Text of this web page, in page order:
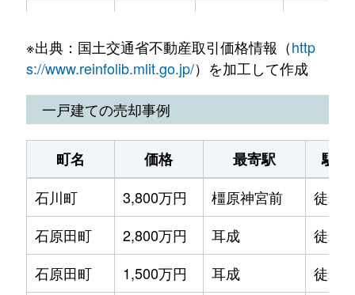
見瀬町
1,800万円 岡寺
徒歩1分
見瀬町
890万円
見瀬町
750万円 橿原神宮前
徒歩5分
見瀬町
1,200万円 橿原神宮前
徒歩3分
見瀬町
800万円 橿原神宮前
徒歩3分
南八木町
830万円 畝傍 徒歩8分
膳夫町
1,200万円 香久山
徒歩8分
膳夫町
1,300万円 香久山
徒歩8分
北八木町
4,400万円 大和八木
徒歩6分
城殿町
1,600万円 畝傍御陵前
徒歩11分
木原町
3,000万円 大和八木
徒歩19分
葛本町
2,400万円 新ノ口
徒歩14分
※出典：国土交通省不動産取引価格情報（http
s://www.reinfolib.mlit.go.jp/）を加工して作成
一戸建ての売却事例
町名 価格 最寄駅
駅徒
石川町
3,800万円 橿原神宮前
徒歩
石原田町
2,800万円 耳成
徒歩4
石原田町
1,500万円 耳成
徒歩4